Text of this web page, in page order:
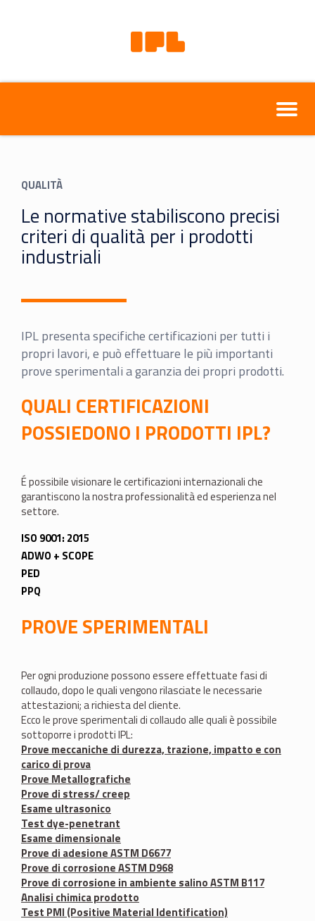
QUALITÀ
Le normative stabiliscono precisi
criteri di qualità per i prodotti
industriali
IPL presenta specifiche certificazioni per tutti i
propri lavori, e può effettuare le più importanti
prove sperimentali a garanzia dei propri prodotti.
QUALI CERTIFICAZIONI
POSSIEDONO I PRODOTTI IPL?
É possibile visionare le certificazioni internazionali che
garantiscono la nostra professionalità ed esperienza nel
settore.
ISO 9001: 2015
ADWO + SCOPE
PED
PPQ
PROVE SPERIMENTALI
Per ogni produzione possono essere effettuate fasi di
collaudo, dopo le quali vengono rilasciate le necessarie
attestazioni; a richiesta del cliente.
Ecco le prove sperimentali di collaudo alle quali è possibile
sottoporre i prodotti IPL:
Prove meccaniche di durezza, trazione, impatto e con
carico di prova
Prove Metallografiche
Prove di stress/ creep
Esame ultrasonico
Test dye-penetrant
Esame dimensionale
Prove di adesione ASTM D6677
Prove di corrosione ASTM D968
Prove di corrosione in ambiente salino ASTM B117
Analisi chimica prodotto
Test PMI (Positive Material Identification)